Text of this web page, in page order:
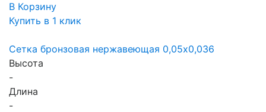
В Корзину
Купить в 1 клик
Сетка бронзовая нержавеющая 0,05х0,036
Высота
-
Длина
-